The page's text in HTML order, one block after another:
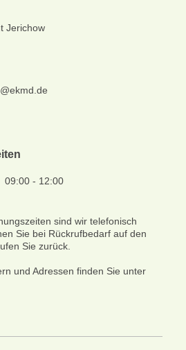
Jerichow
09:00 - 12:00
sind wir telefonisch
Sie bei Rückrufbedarf auf den
Sie zurück.
und Adressen finden Sie unter